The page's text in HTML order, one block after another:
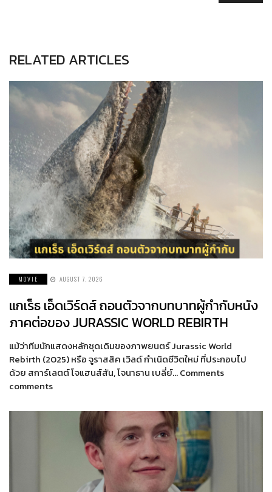
RELATED ARTICLES
MOVIE AUGUST 7, 2026
แกเร็ธ เอ็ดเวิร์ดส์ ถอนตัวจากบทบาทผู้กำกับหนัง
ภาคต่อของ JURASSIC WORLD REBIRTH
แม้ว่าทีมนักแสดงหลักชุดเดิมของภาพยนตร์ Jurassic World
Rebirth (2025) หรือ จูราสสิค เวิลด์ กำเนิดชีวิตใหม่ ที่ประกอบไป
ด้วย สการ์เลตต์ โจแฮนส์สัน, โจนาธาน เบลี่ย์… Comments
comments